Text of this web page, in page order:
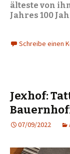
älteste von
Jahres 100
Schreibe einen
Jexhof:
07/09/2022